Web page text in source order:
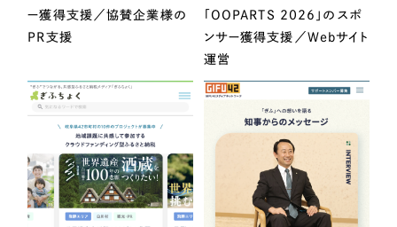
ー獲得支援／協賛企業様の
PR支援
「OOPARTS 2026」のスポ
ンサー獲得支援／Webサイト
運営